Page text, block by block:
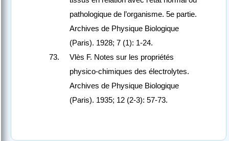
pathologique de l’organisme. 5e partie.
Archives de Physique Biologique
(Paris). 1928; 7 (1): 1-24.
Vlès F. Notes sur les propriétés
physico-chimiques des électrolytes.
Archives de Physique Biologique
(Paris). 1935; 12 (2-3): 57-73.